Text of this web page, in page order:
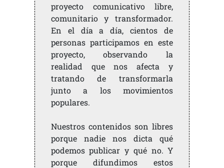
proyecto comunicativo libre,
comunitario y transformador.
En el día a día, cientos de
personas participamos en este
proyecto, observando la
realidad que nos afecta y
tratando de transformarla
junto a los movimientos
populares.
Nuestros contenidos son libres
porque nadie nos dicta qué
podemos publicar y qué no. Y
porque difundimos estos